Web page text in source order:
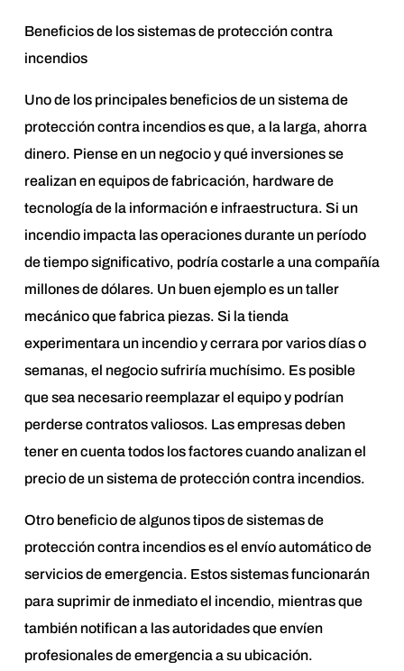
Beneficios de los sistemas de protección contra
incendios
Uno de los principales beneficios de un sistema de
protección contra incendios es que, a la larga, ahorra
dinero. Piense en un negocio y qué inversiones se
realizan en equipos de fabricación, hardware de
tecnología de la información e infraestructura. Si un
incendio impacta las operaciones durante un período
de tiempo significativo, podría costarle a una compañía
millones de dólares. Un buen ejemplo es un taller
mecánico que fabrica piezas. Si la tienda
experimentara un incendio y cerrara por varios días o
semanas, el negocio sufriría muchísimo. Es posible
que sea necesario reemplazar el equipo y podrían
perderse contratos valiosos. Las empresas deben
tener en cuenta todos los factores cuando analizan el
precio de un sistema de protección contra incendios.
Otro beneficio de algunos tipos de sistemas de
protección contra incendios es el envío automático de
servicios de emergencia. Estos sistemas funcionarán
para suprimir de inmediato el incendio, mientras que
también notifican a las autoridades que envíen
profesionales de emergencia a su ubicación.